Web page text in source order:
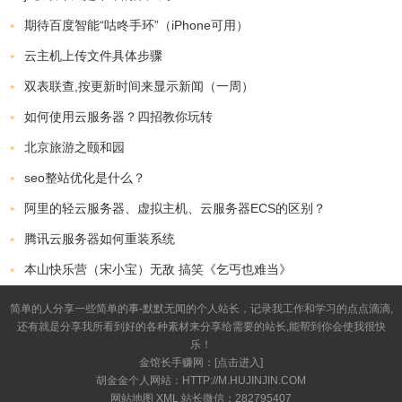
期待百度智能“咕咚手环”（iPhone可用）
云主机上传文件具体步骤
双表联查,按更新时间来显示新闻（一周）
如何使用云服务器？四招教你玩转
北京旅游之颐和园
seo整站优化是什么？
阿里的轻云服务器、虚拟主机、云服务器ECS的区别？
腾讯云服务器如何重装系统
本山快乐营（宋小宝）无敌 搞笑《乞丐也难当》
简单的人分享一些简单的事-默默无闻的个人站长，记录我工作和学习的点点滴滴,
还有就是分享我所看到好的各种素材来分享给需要的站长,能帮到你会使我很快
乐！
金馆长手赚网：[点击进入]
胡金金个人网站：HTTP://M.HUJINJIN.COM
网站地图 XML 站长微信：282795407